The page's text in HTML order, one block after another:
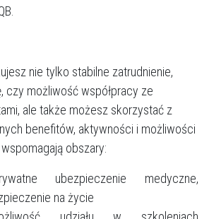
nie tylko stabilne zatrudnienie,
czy możliwość współpracy ze
ale także możesz skorzystać z
benefitów, aktywności i możliwości
obszary:
ubezpieczenie medyczne,
na życie